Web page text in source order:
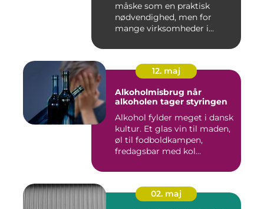
måske som en praktisk
nødvendighed, men for
mange virksomheder i
12. maj
Alkoholmisbrug når
alkoholen tager styringen
Alkohol fylder meget i dansk
kultur. Et glas vin til maden,
øl til fodboldkampen,
fredagsbar med kol...
02. maj